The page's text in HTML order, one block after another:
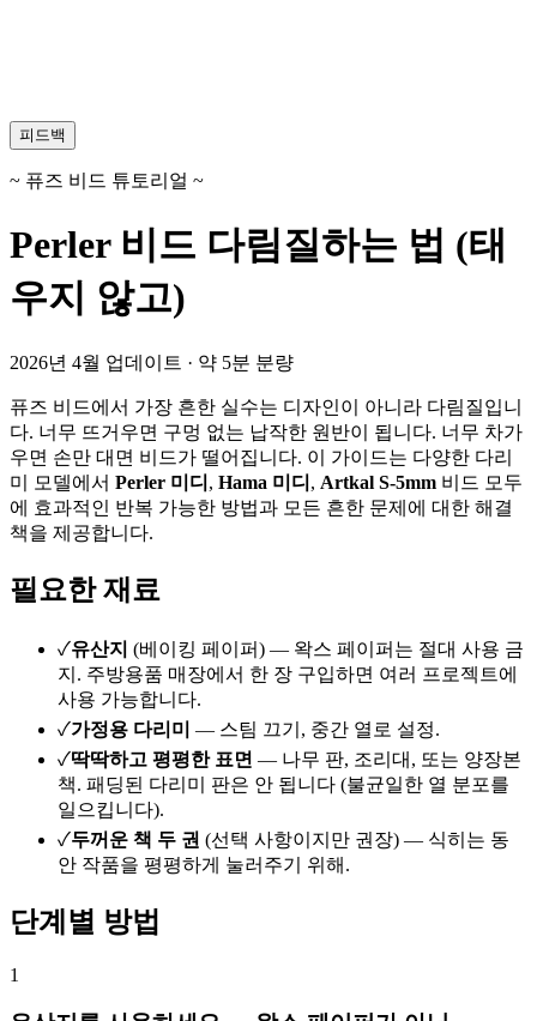
피드백
~ 퓨즈 비드 튜토리얼 ~
Perler 비드 다림질하는 법 (태
우지 않고)
2026년 4월 업데이트 · 약 5분 분량
퓨즈 비드에서 가장 흔한 실수는 디자인이 아니라 다림질입니
다. 너무 뜨거우면 구멍 없는 납작한 원반이 됩니다. 너무 차가
우면 손만 대면 비드가 떨어집니다. 이 가이드는 다양한 다리
미 모델에서 Perler 미디 , Hama 미디 , Artkal S-5mm 비드 모두
에 효과적인 반복 가능한 방법과 모든 흔한 문제에 대한 해결
책을 제공합니다.
필요한 재료
✓유산지 (베이킹 페이퍼) — 왁스 페이퍼는 절대 사용 금
지. 주방용품 매장에서 한 장 구입하면 여러 프로젝트에
사용 가능합니다.
✓가정용 다리미 — 스팀 끄기, 중간 열로 설정.
✓딱딱하고 평평한 표면 — 나무 판, 조리대, 또는 양장본
책. 패딩된 다리미 판은 안 됩니다 (불균일한 열 분포를
일으킵니다).
✓두꺼운 책 두 권 (선택 사항이지만 권장) — 식히는 동
안 작품을 평평하게 눌러주기 위해.
단계별 방법
1